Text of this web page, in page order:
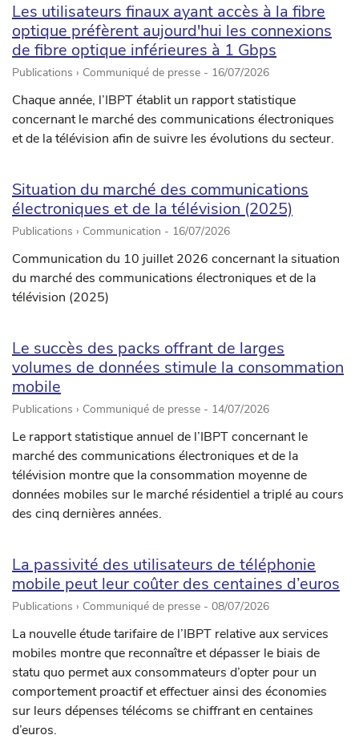
Les utilisateurs finaux ayant accès à la fibre
optique préfèrent aujourd'hui les connexions
de fibre optique inférieures à 1 Gbps
Publications › Communiqué de presse - 16/07/2026
Chaque année, l’IBPT établit un rapport statistique
concernant le marché des communications électroniques
et de la télévision afin de suivre les évolutions du secteur.
Situation du marché des communications
électroniques et de la télévision (2025)
Publications › Communication - 16/07/2026
Communication du 10 juillet 2026 concernant la situation
du marché des communications électroniques et de la
télévision (2025)
Le succès des packs offrant de larges
volumes de données stimule la consommation
mobile
Publications › Communiqué de presse - 14/07/2026
Le rapport statistique annuel de l’IBPT concernant le
marché des communications électroniques et de la
télévision montre que la consommation moyenne de
données mobiles sur le marché résidentiel a triplé au cours
des cinq dernières années.
La passivité des utilisateurs de téléphonie
mobile peut leur coûter des centaines d’euros
Publications › Communiqué de presse - 08/07/2026
La nouvelle étude tarifaire de l’IBPT relative aux services
mobiles montre que reconnaître et dépasser le biais de
statu quo permet aux consommateurs d’opter pour un
comportement proactif et effectuer ainsi des économies
sur leurs dépenses télécoms se chiffrant en centaines
d’euros.